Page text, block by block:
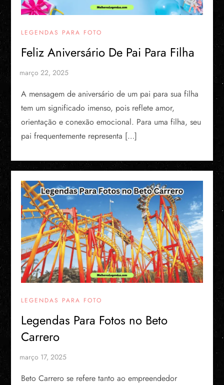
LEGENDAS PARA FOTO
Feliz Aniversário De Pai Para Filha
A mensagem de aniversário de um pai para sua filha
tem um significado imenso, pois reflete amor,
orientação e conexão emocional. Para uma filha, seu
pai frequentemente representa […]
LEGENDAS PARA FOTO
Legendas Para Fotos no Beto
Carrero
Beto Carrero se refere tanto ao empreendedor